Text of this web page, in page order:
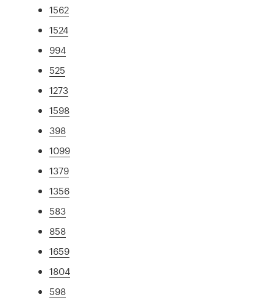
1562
1524
994
525
1273
1598
398
1099
1379
1356
583
858
1659
1804
598